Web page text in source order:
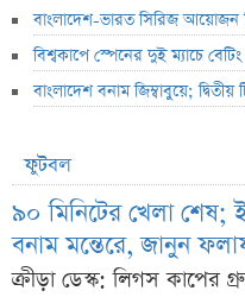
বাংলাদেশ-ভারত সিরিজ আয়োজন
বিশ্বকাপে স্পেনের দুই ম্যাচে
বাংলাদেশ বনাম জিম্বাবুয়ে;
ফুটবল
৯০ মিনিটের খেলা শেষ;
বনাম মন্তেরে, জানুন
ক্রীড়া ডেস্ক: লিগস কাপের